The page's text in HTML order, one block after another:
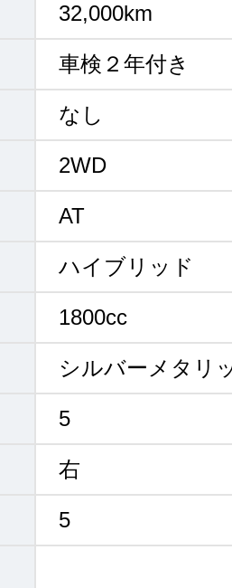
32,000km
車検２年付き
なし
2WD
AT
ハイブリッド
1800cc
シルバーメタリ
5
右
5